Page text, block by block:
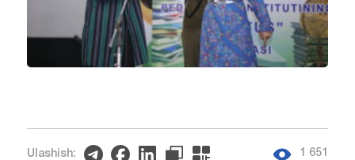
Ulashish: 1 651